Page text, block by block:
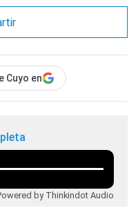
Cuyo en
by Thinkindot Audio